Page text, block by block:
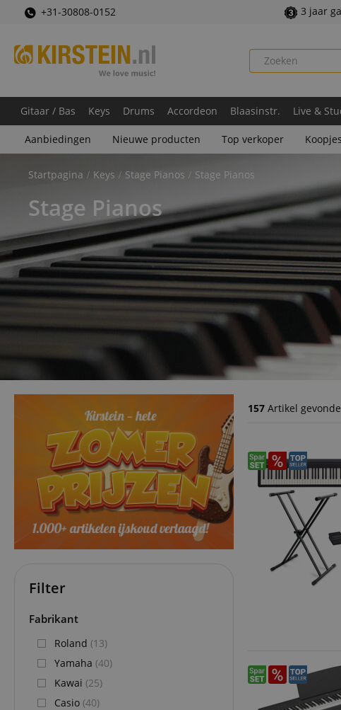
+31-30808-0152 3 jaar
Gitaar / Bas Keys Drums Accordeon Blaasinstr. Live &
Aanbiedingen Nieuwe producten Top verkoper Koopjes
Startpagina Keys Stage Pianos Stage Pianos
Stage Pianos
157 Artikel
Filter
Fabrikant
Roland (13)
Yamaha (40)
Kawai (25)
Casio (40)